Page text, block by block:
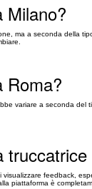
Milano?
ma a seconda della
Roma?
variare a seconda del
feedback,
piattaforma è